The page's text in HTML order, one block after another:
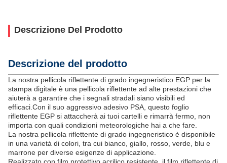
Descrizione Del Prodotto
Descrizione del prodotto
La nostra pellicola riflettente di grado ingegneristico EGP per la
stampa digitale è una pellicola riflettente ad alte prestazioni che
aiuterà a garantire che i segnali stradali siano visibili ed
efficaci.Con il suo aggressivo adesivo PSA, questo foglio
riflettente EGP si attaccherà ai tuoi cartelli e rimarrà fermo, non
importa con quali condizioni meteorologiche hai a che fare.
La nostra pellicola riflettente di grado ingegneristico è disponibile
in una varietà di colori, tra cui bianco, giallo, rosso, verde, blu e
marrone per diverse esigenze di applicazione.